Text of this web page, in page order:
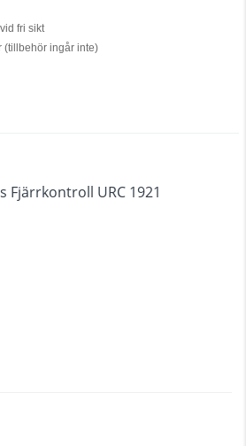
fri sikt
(tillbehör ingår inte)
Fjärrkontroll URC 1921